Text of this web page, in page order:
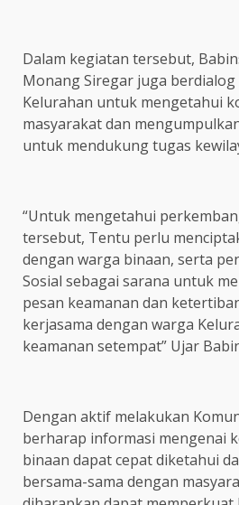
Dalam kegiatan tersebut,
Monang Siregar juga
Kelurahan untuk mengetahui
masyarakat dan
untuk mendukung tugas
“Untuk mengetahui
tersebut, Tentu perlu
dengan warga binaan, serta
Sosial sebagai sarana untuk
pesan keamanan dan
kerjasama dengan warga
keamanan setempat” Ujar
Dengan aktif melakukan
berharap informasi mengenai
binaan dapat cepat diketahui
bersama-sama dengan